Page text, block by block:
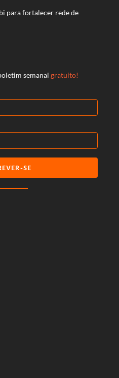
para fortalecer rede de
semanal gratuito!
SE